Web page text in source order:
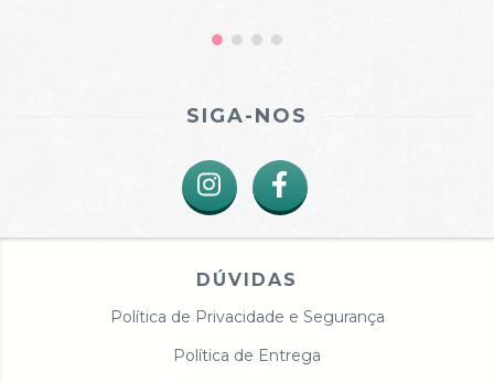
SIGA-NOS
DÚVIDAS
Política de Privacidade e Segurança
Política de Entrega